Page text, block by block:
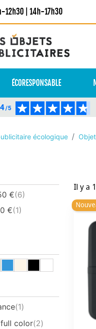
12h30 | 14h-17h30
ÉCORESPONSABLE
/5
écologique
€(6)
€(1)
(1)
color(2)
Il y a